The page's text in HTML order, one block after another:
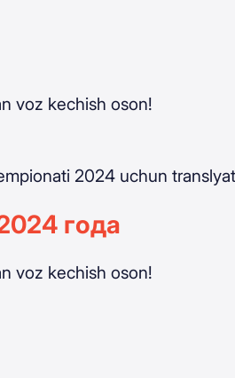
voz kechish oson!
2024 uchun
года
voz kechish oson!